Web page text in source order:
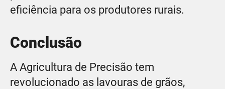
eficiência para os produtores rurais.
Conclusão
A Agricultura de Precisão tem
revolucionado as lavouras de grãos,